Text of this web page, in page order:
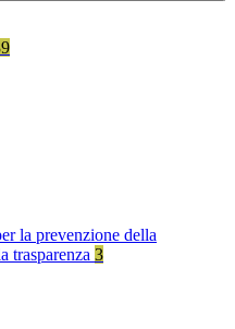
la prevenzione della
trasparenza 3